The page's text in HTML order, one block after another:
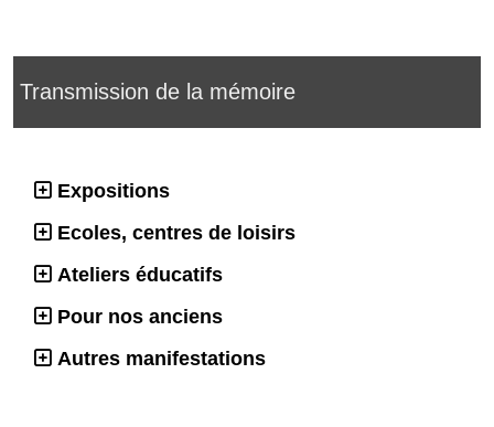
Transmission de la mémoire
Expositions
Ecoles, centres de loisirs
Ateliers éducatifs
Pour nos anciens
Autres manifestations